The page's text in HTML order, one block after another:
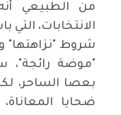
من الطبيعي
الانتخابات،
شروط "نزاهتها"
"موضة رائجة"،
بعصا الساحر،
ضحايا